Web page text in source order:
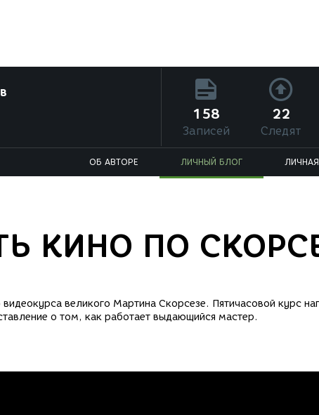
158
Записей
22
Следят
ОБ АВТОРЕ ЛИЧНЫЙ БЛОГ
КИНО ПО
великого Мартина Скорсезе. Пятичасовой курс
о том, как работает выдающийся мастер.